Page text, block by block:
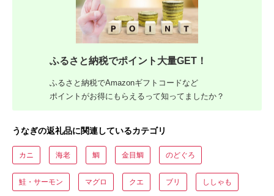
ふるさと納税でポイント大量GET！
ふるさと納税でAmazonギフトコードなど
ポイントがお得にもらえるって知ってましたか？
うなぎの返礼品に関連しているカテゴリ
カニ 海老 鯛 金目鯛 のどぐろ
鮭・サーモン マグロ クエ ブリ ししゃも